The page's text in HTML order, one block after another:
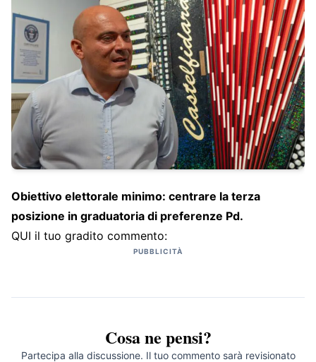
Obiettivo elettorale minimo: centrare la terza
posizione in graduatoria di preferenze Pd.
QUI il tuo gradito commento:
PUBBLICITÀ
Cosa ne pensi?
Partecipa alla discussione. Il tuo commento sarà revisionato